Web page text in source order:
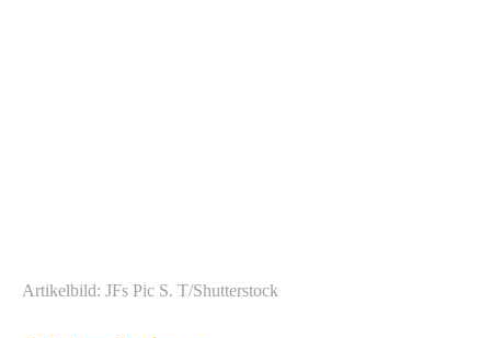
Artikelbild: JFs Pic S. T/Shutterstock